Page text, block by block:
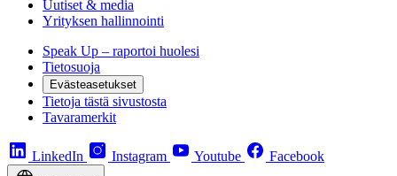
Uutiset & media
Yrityksen hallinnointi
Speak Up – raportoi huolesi
Tietosuoja
Evästeasetukset
Tietoja tästä sivustosta
Tavaramerkit
LinkedIn Instagram Youtube Facebook